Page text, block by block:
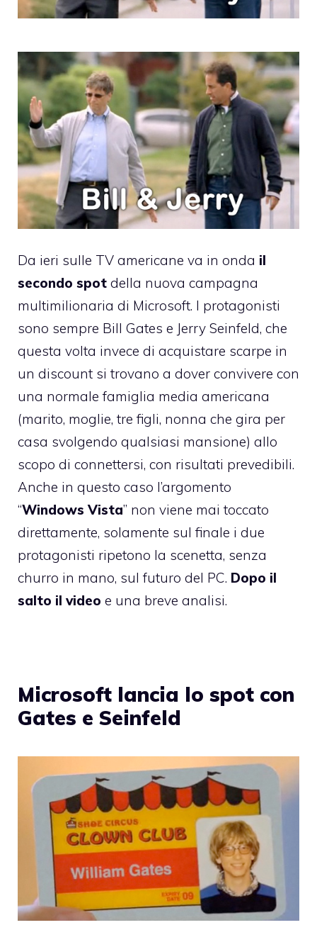
Da ieri sulle TV americane va in onda il
secondo spot della nuova campagna
multimilionaria di Microsoft. I protagonisti
sono sempre Bill Gates e Jerry Seinfeld, che
questa volta invece di acquistare scarpe in
un discount si trovano a dover convivere con
una normale famiglia media americana
(marito, moglie, tre figli, nonna che gira per
casa svolgendo qualsiasi mansione) allo
scopo di connettersi, con risultati prevedibili.
Anche in questo caso l’argomento
“Windows Vista” non viene mai toccato
direttamente, solamente sul finale i due
protagonisti ripetono la scenetta, senza
churro in mano, sul futuro del PC. Dopo il
salto il video e una breve analisi.
Microsoft lancia lo spot con
Gates e Seinfeld